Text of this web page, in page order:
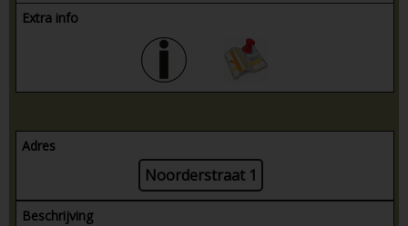
Extra info
Adres
Noorderstraat 1
Beschrijving